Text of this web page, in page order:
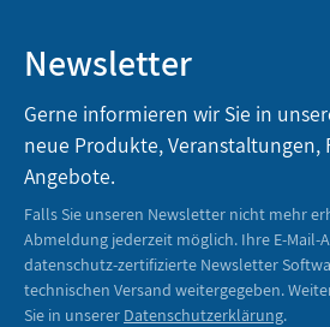
Newsletter
Gerne informieren wir Sie in
neue Produkte,
Angebote.
Falls Sie unseren Newsletter nicht mehr
Abmeldung jederzeit möglich. Ihre E-Mail-
datenschutz-zertifizierte Newsletter
technischen Versand weitergegeben.
Sie in unserer Datenschutzerklärung.